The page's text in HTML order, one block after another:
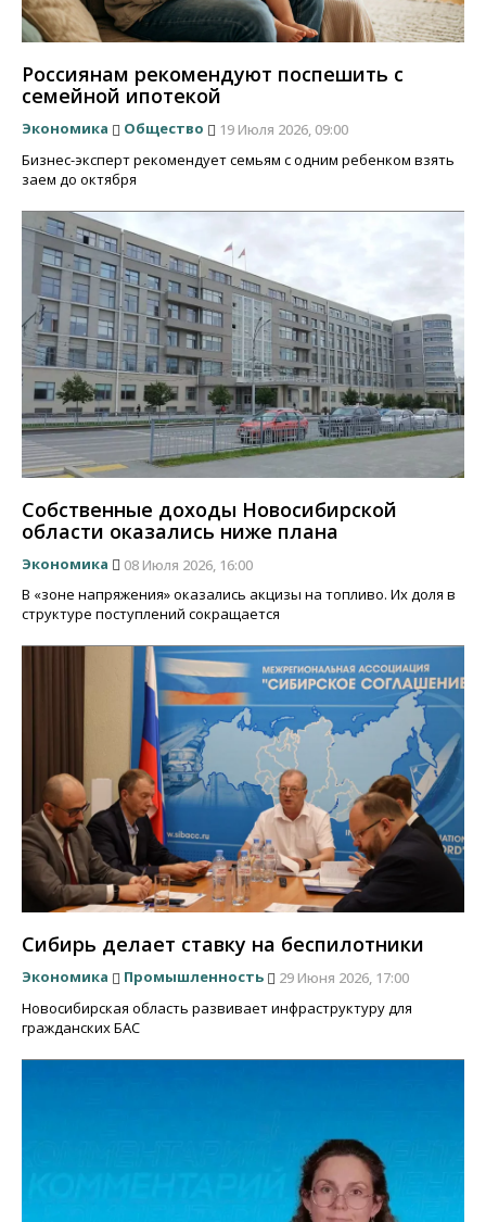
Россиянам рекомендуют поспешить с
семейной ипотекой
Экономика Общество
19 Июля 2026, 09:00
Бизнес-эксперт рекомендует семьям с одним ребенком взять
заем до октября
Собственные доходы Новосибирской
области оказались ниже плана
Экономика
08 Июля 2026, 16:00
В «зоне напряжения» оказались акцизы на топливо. Их доля в
структуре поступлений сокращается
Сибирь делает ставку на беспилотники
Экономика Промышленность
29 Июня 2026, 17:00
Новосибирская область развивает инфраструктуру для
гражданских БАС